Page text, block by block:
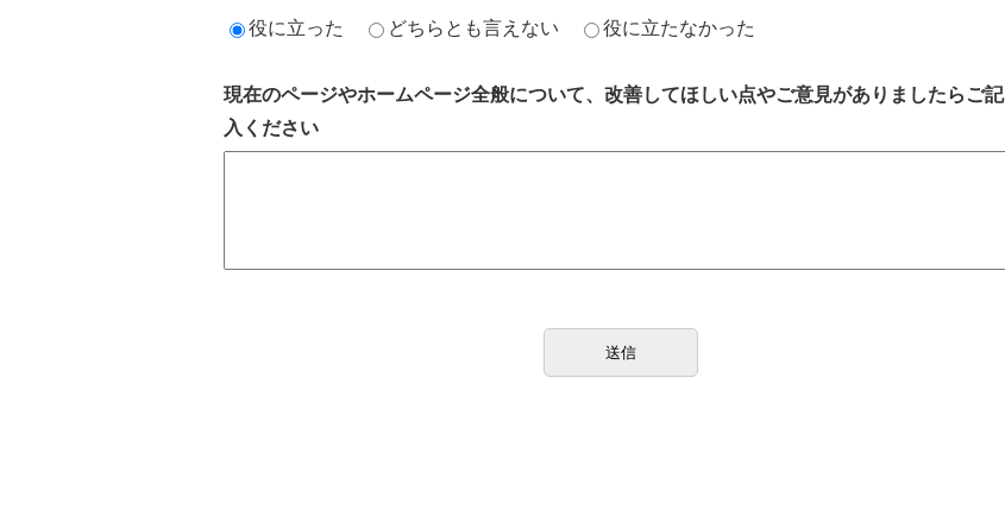
役に立った
どちらとも言えない 役に立たなかった
現在のページやホームページ全般について、改善してほしい点やご意見がありましたらご記
入ください